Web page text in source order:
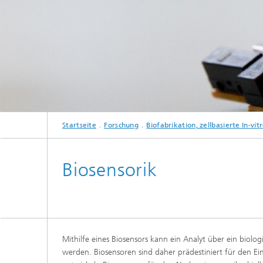
Mikrobielle Katalyse
Startseite Forschung Biofabrikation, zellbasierte In-
Biosensorik
Mithilfe eines Biosensors kann ein Analyt über ein
werden. Biosensoren sind daher prädestiniert für den